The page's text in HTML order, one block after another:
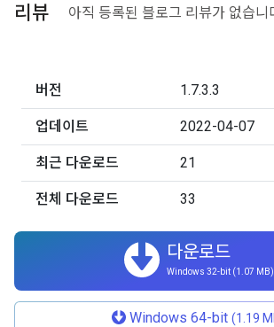
리뷰 아직 등록된 블로그 리뷰가 없습니
버전 1.7.3.3
업데이트 2022-04-07
최근 다운로드 21
전체 다운로드 33
다운로드
Windows 32-bit (1.07 MB)
Windows 64-bit (1.19